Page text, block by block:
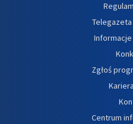
Zgłoś
Centrum